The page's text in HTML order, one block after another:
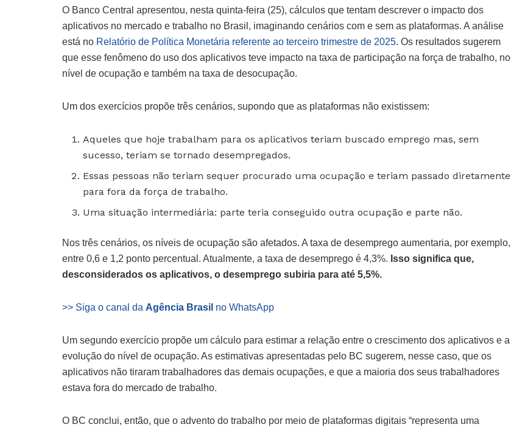
O Banco Central apresentou, nesta quinta-feira (25), cálculos que tentam descrever o impacto dos
aplicativos no mercado e trabalho no Brasil, imaginando cenários com e sem as plataformas. A análise
está no Relatório de Política Monetária referente ao terceiro trimestre de 2025. Os resultados sugerem
que esse fenômeno do uso dos aplicativos teve impacto na taxa de participação na força de trabalho, no
nível de ocupação e também na taxa de desocupação.
Um dos exercícios propõe três cenários, supondo que as plataformas não existissem:
Aqueles que hoje trabalham para os aplicativos teriam buscado emprego mas, sem
sucesso, teriam se tornado desempregados.
Essas pessoas não teriam sequer procurado uma ocupação e teriam passado diretamente
para fora da força de trabalho.
Uma situação intermediária: parte teria conseguido outra ocupação e parte não.
Nos três cenários, os níveis de ocupação são afetados. A taxa de desemprego aumentaria, por exemplo,
entre 0,6 e 1,2 ponto percentual. Atualmente, a taxa de desemprego é 4,3%. Isso significa que,
desconsiderados os aplicativos, o desemprego subiria para até 5,5%.
>> Siga o canal da Agência Brasil no WhatsApp
Um segundo exercício propõe um cálculo para estimar a relação entre o crescimento dos aplicativos e a
evolução do nível de ocupação. As estimativas apresentadas pelo BC sugerem, nesse caso, que os
aplicativos não tiraram trabalhadores das demais ocupações, e que a maioria dos seus trabalhadores
estava fora do mercado de trabalho.
O BC conclui, então, que o advento do trabalho por meio de plataformas digitais “representa uma